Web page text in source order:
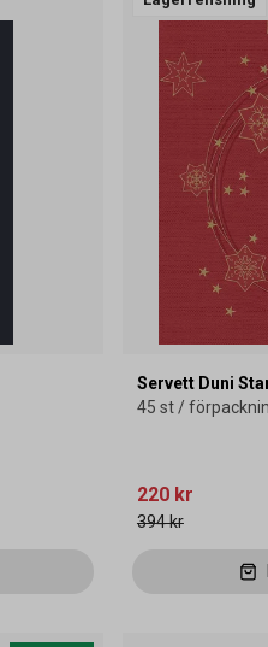
Servett Duni
45 st /
220 kr
394 kr